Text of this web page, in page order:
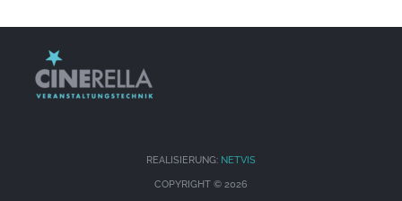
REALISIERUNG: NETVIS
COPYRIGHT © 2026